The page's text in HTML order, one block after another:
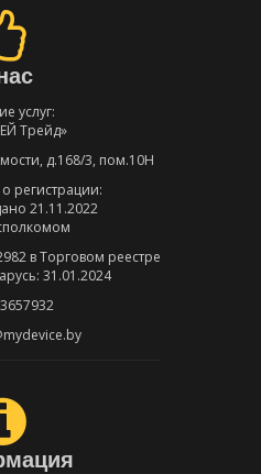
услуг:
Трейд»
д.168/3, пом.10Н
регистрации:
21.11.2022
в Торговом реестре
31.01.2024